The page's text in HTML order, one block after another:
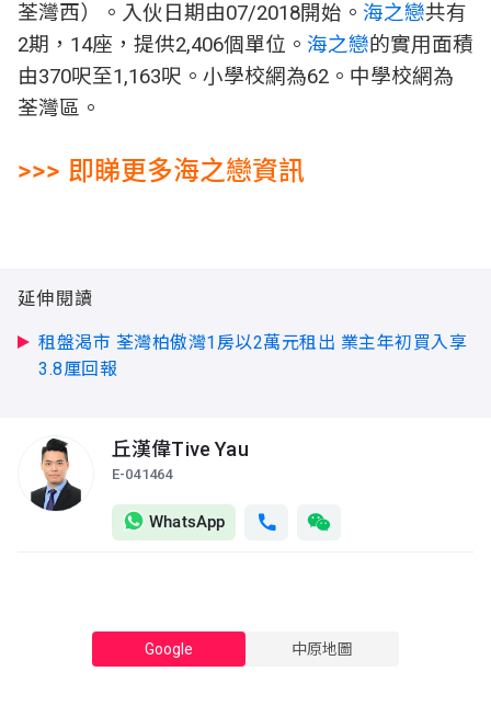
荃灣西）。入伙日期由07/2018開始。 海之戀共有
2期，14座，提供2,406個單位。 海之戀的實用面積
由370呎至1,163呎。小學校網為62。中學校網為
荃灣區。
>>> 即睇更多海之戀資訊
延伸閱讀
租盤渴市 荃灣柏傲灣1房以2萬元租出 業主年初買入享
3.8厘回報
丘漢偉Tive Yau
E-041464
WhatsApp
Google 中原地圖